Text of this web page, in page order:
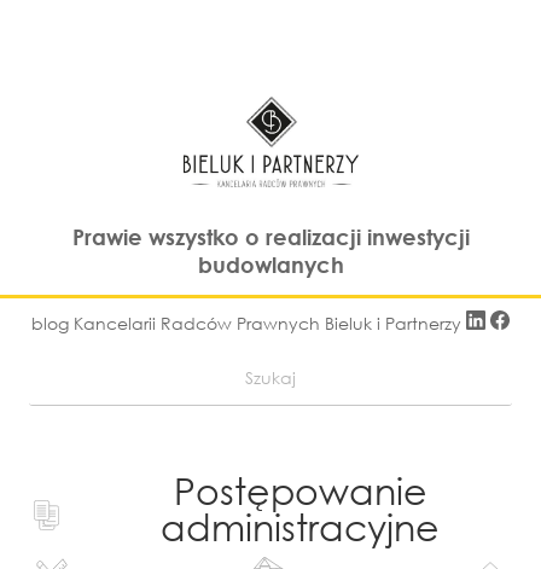
Prawie wszystko o realizacji inwestycji
budowlanych
blog Kancelarii Radców Prawnych Bieluk i Partnerzy
Postępowanie
administracyjne